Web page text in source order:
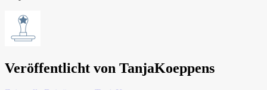
Veröffentlicht von TanjaKoeppens